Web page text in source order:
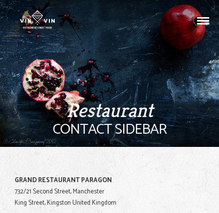
Restaurant
CONTACT SIDEBAR
GRAND RESTAURANT PARAGON
732/21 Second Street, Manchester
King Street, Kingston United Kingdom